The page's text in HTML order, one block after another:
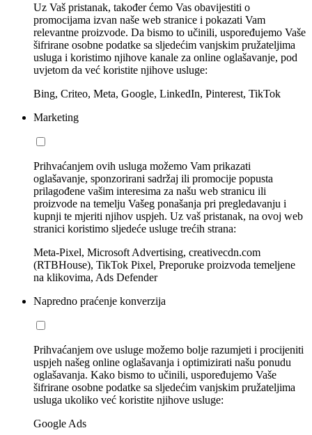
Uz Vaš pristanak, također ćemo Vas obavijestiti o
promocijama izvan naše web stranice i pokazati Vam
relevantne proizvode. Da bismo to učinili, uspoređujemo Vaše
šifrirane osobne podatke sa sljedećim vanjskim pružateljima
usluga i koristimo njihove kanale za online oglašavanje, pod
uvjetom da već koristite njihove usluge:
Bing, Criteo, Meta, Google, LinkedIn, Pinterest, TikTok
Marketing
Prihvaćanjem ovih usluga možemo Vam prikazati
oglašavanje, sponzorirani sadržaj ili promocije popusta
prilagođene vašim interesima za našu web stranicu ili
proizvode na temelju Vašeg ponašanja pri pregledavanju i
kupnji te mjeriti njihov uspjeh. Uz vaš pristanak, na ovoj web
stranici koristimo sljedeće usluge trećih strana:
Meta-Pixel, Microsoft Advertising, creativecdn.com
(RTBHouse), TikTok Pixel, Preporuke proizvoda temeljene
na klikovima, Ads Defender
Napredno praćenje konverzija
Prihvaćanjem ove usluge možemo bolje razumjeti i procijeniti
uspjeh našeg online oglašavanja i optimizirati našu ponudu
oglašavanja. Kako bismo to učinili, uspoređujemo Vaše
šifrirane osobne podatke sa sljedećim vanjskim pružateljima
usluga ukoliko već koristite njihove usluge:
Google Ads